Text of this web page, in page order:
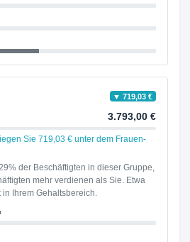
▼ 719,03 €
3.793,00 €
Sie 719,03 € unter dem Frauen-
der Beschäftigten in dieser Gruppe,
mehr verdienen als Sie. Etwa
Ihrem Gehaltsbereich.